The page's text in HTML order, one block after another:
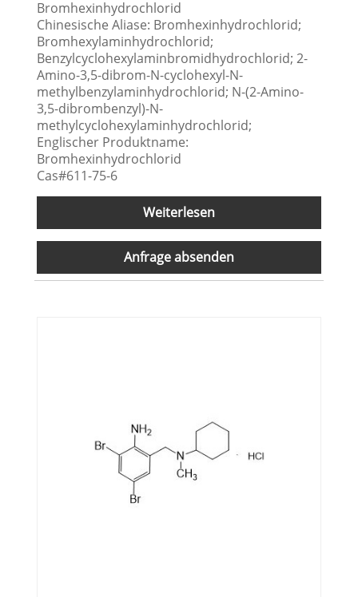
Bromhexinhydrochlorid
Chinesische Aliase: Bromhexinhydrochlorid;
Bromhexylaminhydrochlorid;
Benzylcyclohexylaminbromidhydrochlorid; 2-
Amino-3,5-dibrom-N-cyclohexyl-N-
methylbenzylaminhydrochlorid; N-(2-Amino-
3,5-dibrombenzyl)-N-
methylcyclohexylaminhydrochlorid;
Englischer Produktname:
Bromhexinhydrochlorid
Cas#611-75-6
Weiterlesen
Anfrage absenden